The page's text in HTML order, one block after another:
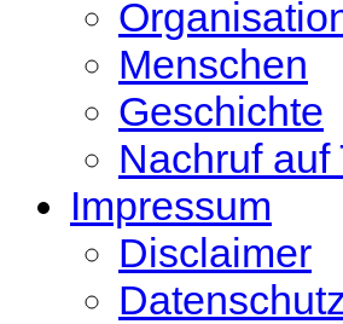
Menschen
Geschichte
Nachruf auf
Impressum
Disclaimer